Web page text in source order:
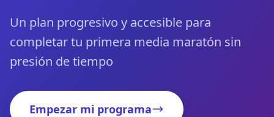
Un plan progresivo y accesible para
completar tu primera media maratón sin
presión de tiempo
Empezar mi programa